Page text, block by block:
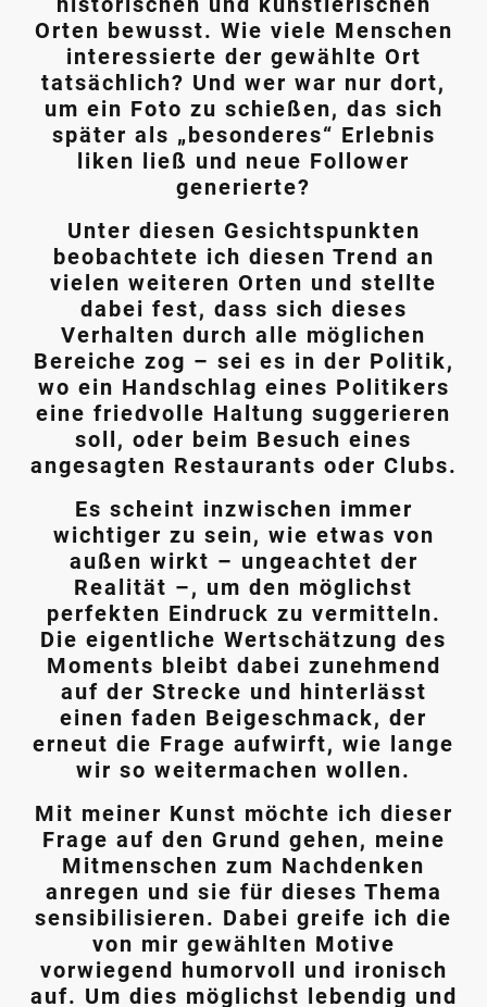
Orten bewusst. Wie viele Menschen
interessierte der gewählte Ort
tatsächlich? Und wer war nur dort,
um ein Foto zu schießen, das sich
später als „besonderes“ Erlebnis
liken ließ und neue Follower
generierte?
Unter diesen Gesichtspunkten
beobachtete ich diesen Trend an
vielen weiteren Orten und stellte
dabei fest, dass sich dieses
Verhalten durch alle möglichen
Bereiche zog – sei es in der Politik,
wo ein Handschlag eines Politikers
eine friedvolle Haltung suggerieren
soll, oder beim Besuch eines
angesagten Restaurants oder Clubs.
Es scheint inzwischen immer
wichtiger zu sein, wie etwas von
außen wirkt – ungeachtet der
Realität –, um den möglichst
perfekten Eindruck zu vermitteln.
Die eigentliche Wertschätzung des
Moments bleibt dabei zunehmend
auf der Strecke und hinterlässt
einen faden Beigeschmack, der
erneut die Frage aufwirft, wie lange
wir so weitermachen wollen.
Mit meiner Kunst möchte ich dieser
Frage auf den Grund gehen, meine
Mitmenschen zum Nachdenken
anregen und sie für dieses Thema
sensibilisieren. Dabei greife ich die
von mir gewählten Motive
vorwiegend humorvoll und ironisch
auf. Um dies möglichst lebendig und